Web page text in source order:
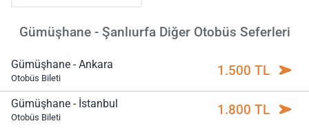
Gümüşhane - Şanlıurfa Diğer Otobüs Seferleri
Gümüşhane - Ankara
Otobüs Bileti 1.500 TL
Gümüşhane - İstanbul
Otobüs Bileti 1.800 TL